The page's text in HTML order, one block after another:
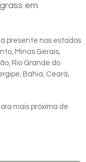
em
presente nos estados
Minas Gerais,
Rio Grande do
Bahia, Ceará,
mais próxima de